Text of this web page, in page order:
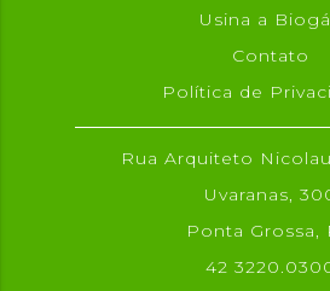
Usina a
Contato
Política de
Rua Arquiteto
Uvaranas,
Ponta Grossa,
42